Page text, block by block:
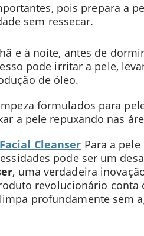
pois prepara a
sem ressecar.
e à noite, antes de
pode irritar a pele,
de óleo.
formulados para
a pele repuxando nas
Cleanser Para a pele
pode ser um
, uma verdadeira
revolucionário conta
profundamente sem